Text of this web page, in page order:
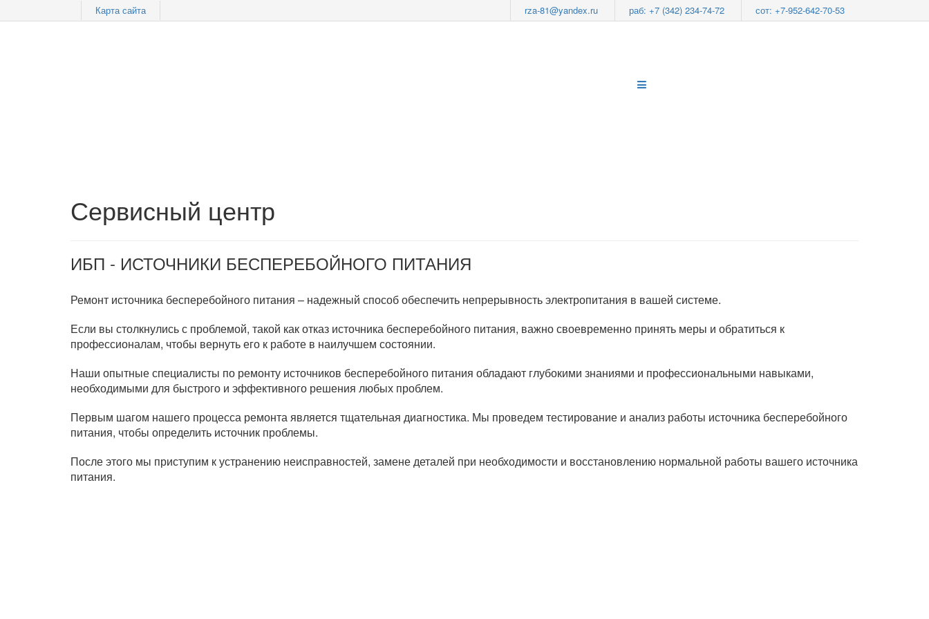
Карта сайта rza-81@yandex.ru раб: +7 (342) 234-74-72 сот: +7-952-642-70-53
Сервисный центр
ИБП - ИСТОЧНИКИ БЕСПЕРЕБОЙНОГО ПИТАНИЯ
Ремонт источника бесперебойного питания – надежный способ обеспечить непрерывность электропитания в вашей системе.
Если вы столкнулись с проблемой, такой как отказ источника бесперебойного питания, важно своевременно принять меры и обратиться к
профессионалам, чтобы вернуть его к работе в наилучшем состоянии.
Наши опытные специалисты по ремонту источников бесперебойного питания обладают глубокими знаниями и профессиональными навыками,
необходимыми для быстрого и эффективного решения любых проблем.
Первым шагом нашего процесса ремонта является тщательная диагностика. Мы проведем тестирование и анализ работы источника бесперебойного
питания, чтобы определить источник проблемы.
После этого мы приступим к устранению неисправностей, замене деталей при необходимости и восстановлению нормальной работы вашего источника
питания.